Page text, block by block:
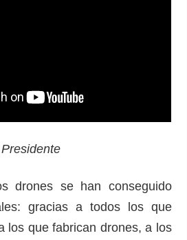
drones se han conseguido
gracias a todos los que
los que fabrican drones, a los